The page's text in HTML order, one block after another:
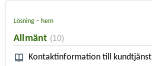
Lösning – hem
Allmänt 10
Kontaktinformation till kundtjänst